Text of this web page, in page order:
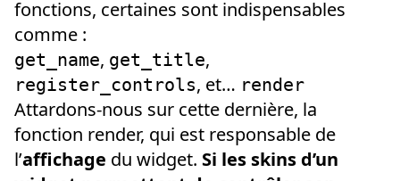
fonctions, certaines sont indispensables
comme :
get_name, get_title,
register_controls, et… render
Attardons-nous sur cette dernière, la
fonction render, qui est responsable de
l’affichage du widget. Si les skins d’un